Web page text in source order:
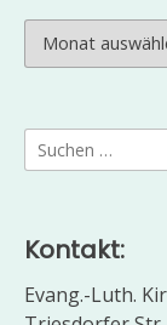
Archiv
Suchen
nach:
Kontakt:
Evang.-Luth.